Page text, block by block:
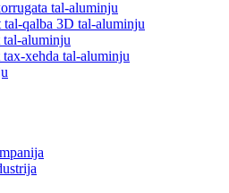
tal-aluminju
tal-qalba 3D tal-aluminju
tal-aluminju
xehda tal-aluminju